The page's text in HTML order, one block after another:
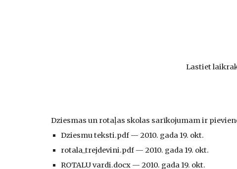
Lastiet
Dziesmas un rotaļas skolas sarīkojumam ir
Dziesmu teksti.pdf — 2010. gada 19. okt.
rotala_trejdevini.pdf — 2010. gada 19. okt.
ROTALU vardi.docx — 2010. gada 19. okt.